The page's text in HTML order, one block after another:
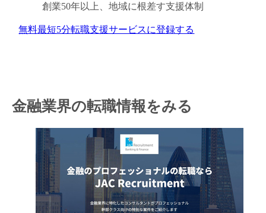
キャンセル ログアウト
創業50年以上、地域に根差す支援体制
無料最短5分転職支援サービスに登録する
金融業界の転職情報をみる